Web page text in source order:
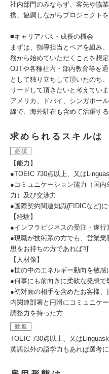
社内部門のみならず、客先や協
携、協調しながらプロジェクトを
■キャリアパス・成長の機会
まずは、指導担当とペアを組み
務から始めていただくことを想定
OJTや各種社内・部内教育等を
として独り立ちして頂いたのち
リードして頂きたいと考えていま
アメリカ、ドバイ、シンガポー
線で、海外駐在も含めて活躍す
求められるスキルは
必須
【能力】
●TOEIC 730点以上、又は
●コミュニケーション能力（国
力）及び交渉力
●国際契約関連知識(FIDICなど)
【経験】
●インフラビジネスの受注・遂
●現職が技術系の方でも、営業
思をお持ちの方であれば可
【人材像】
●世の中のエネルギー動向を敏
●何事にも前向きに柔軟な発想
●初対面の相手を含めたお客様
内関連部署と円滑にコミュニケ
調整力を持った方
歓迎
TOEIC 730点以上、又は
英語以外の語学力もあれば選考